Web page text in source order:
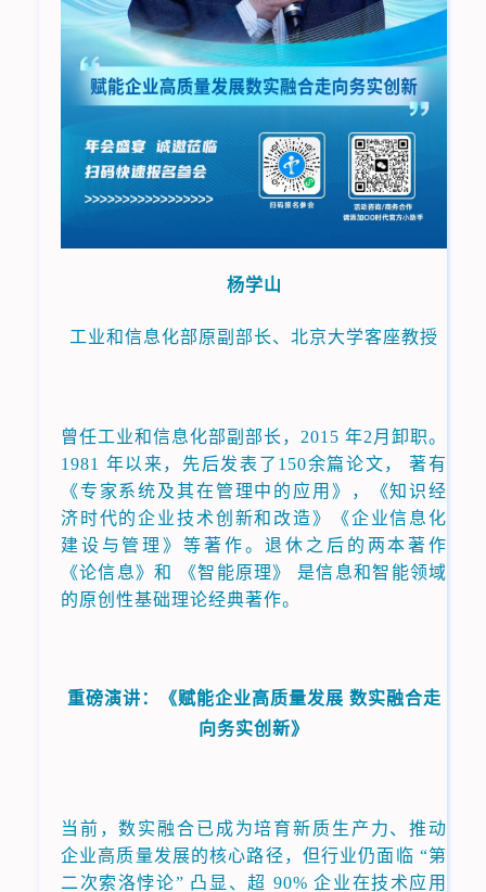
杨学山
工业和信息化部原副部长、北京大学客座教授
曾任工业和信息化部副部长，2015 年2月卸职。
1981 年以来，先后发表了150余篇论文， 著有
《专家系统及其在管理中的应用》，《知识经
济时代的企业技术创新和改造》《企业信息化
建设与管理》等著作。退休之后的两本著作
《论信息》和 《智能原理》 是信息和智能领域
的原创性基础理论经典著作。
重磅演讲：《赋能企业高质量发展 数实融合走
向务实创新》
当前，数实融合已成为培育新质生产力、推动
企业高质量发展的核心路径，但行业仍面临 “第
二次索洛悖论” 凸显、超 90% 企业在技术应用